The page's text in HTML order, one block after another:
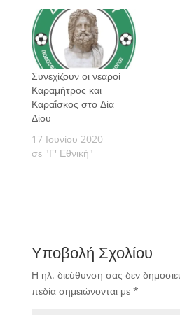
Συνεχίζουν οι νεαροί
Καραμήτρος και
Καραΐσκος στο Δία
Δίου
17 Ιουνίου 2020
σε "Γ' Εθνική"
Υποβολή Σχολίου
Η ηλ. διεύθυνση σας δεν
πεδία σημειώνονται με *